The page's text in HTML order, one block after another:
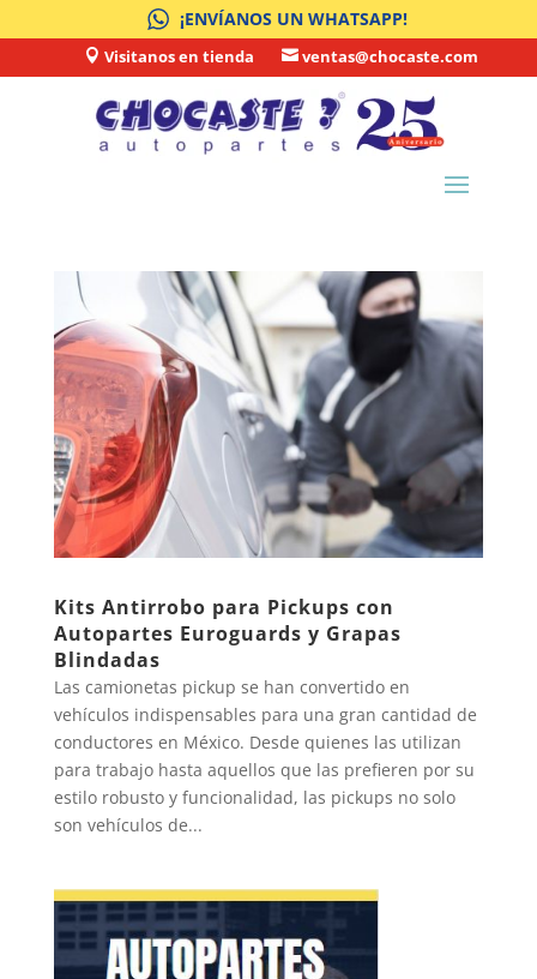
¡ENVÍANOS UN WHATSAPP!
 Visitanos en tienda  ventas@chocaste.com
Kits Antirrobo para Pickups con
Autopartes Euroguards y Grapas
Blindadas
Las camionetas pickup se han convertido en
vehículos indispensables para una gran cantidad de
conductores en México. Desde quienes las utilizan
para trabajo hasta aquellos que las prefieren por su
estilo robusto y funcionalidad, las pickups no solo
son vehículos de...